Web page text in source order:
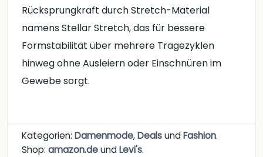
Rücksprungkraft durch Stretch-Material
namens Stellar Stretch, das für bessere
Formstabilität über mehrere Tragezyklen
hinweg ohne Ausleiern oder Einschnüren im
Gewebe sorgt.
Kategorien: Damenmode,DealsundFashion.
Shop: amazon.deundLevi's.